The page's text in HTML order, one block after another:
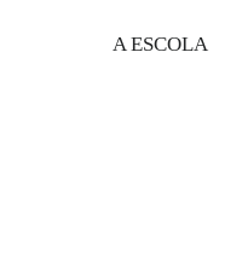
A ESCOLA